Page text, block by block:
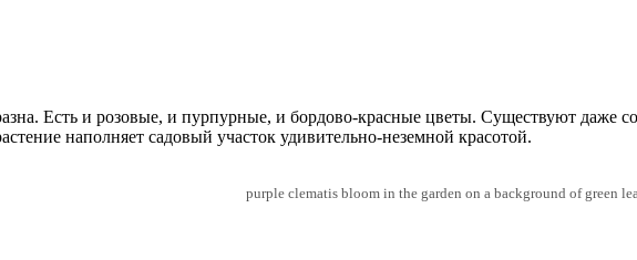
Есть и розовые, и пурпурные, и бордово-красные цветы. Существуют даже
наполняет садовый участок удивительно-неземной красотой.
purple clematis bloom in the garden on a background of green